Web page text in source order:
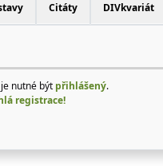
Citáty DIVkvariát
nutné být přihlášený.
registrace!